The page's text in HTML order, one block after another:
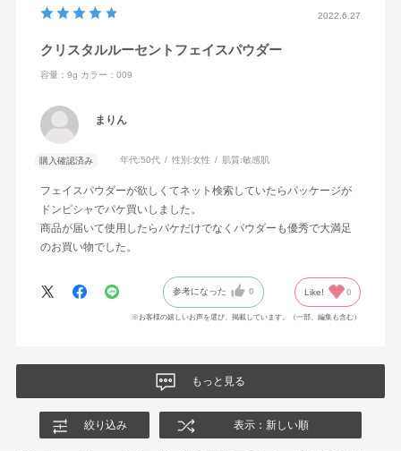
2022.6.27
クリスタルルーセントフェイスパウダー
容量：9g カラー：009
まりん
購入確認済み 年代:50代 性別:女性 肌質:敏感肌
フェイスパウダーが欲しくてネット検索していたらパッケージが
ドンピシャでパケ買いしました。
商品が届いて使用したらパケだけでなくパウダーも優秀で大満足
のお買い物でした。
参考になった 0 Like! 0
※お客様の嬉しいお声を選び、掲載しています。（一部、編集も含む）
もっと見る
絞り込み 表示：新しい順